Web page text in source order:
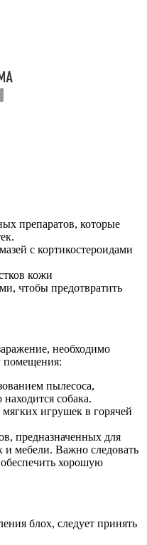
препаратов, которые
с кортикостероидами
кожи
чтобы предотвратить
необходимо
помещения:
пылесоса,
находится собака.
игрушек в горячей
предназначенных для
и мебели. Важно следовать
хорошую
блох, следует принять